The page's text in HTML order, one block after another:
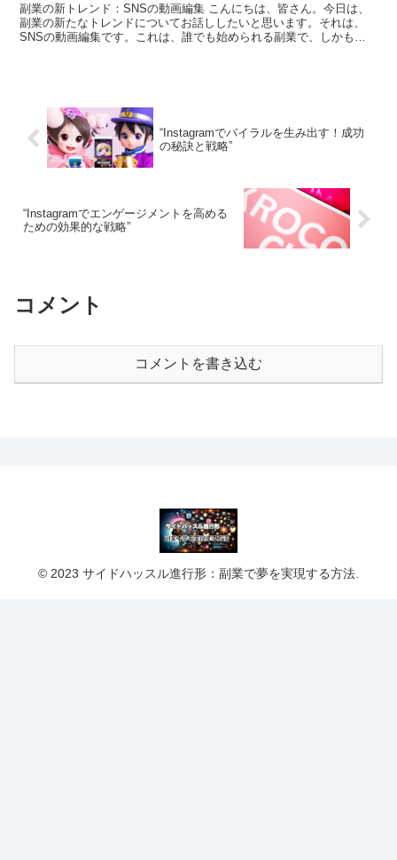
副業の新トレンド：SNSの動画編集 こんにちは、皆さん。今日は、
副業の新たなトレンドについてお話ししたいと思います。それは、
SNSの動画編集です。これは、誰でも始められる副業で、しかも収
“Instagramでバイラルを生み出す！成功
の秘訣と戦略”
“Instagramでエンゲージメントを高める
ための効果的な戦略”
コメント
コメントを書き込む
© 2023 サイドハッスル進行形：副業で夢を実現する方法.